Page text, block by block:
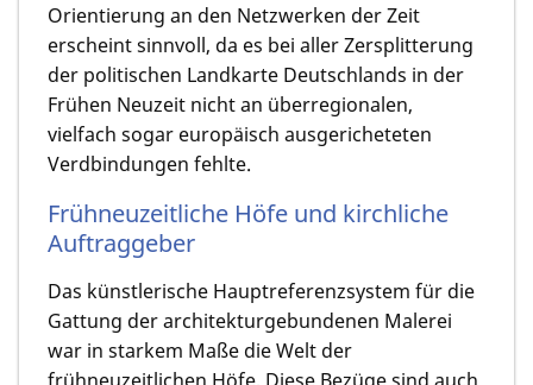
Orientierung an den Netzwerken der Zeit
erscheint sinnvoll, da es bei aller Zersplitterung
der politischen Landkarte Deutschlands in der
Frühen Neuzeit nicht an überregionalen,
vielfach sogar europäisch ausgericheteten
Verdbindungen fehlte.
Frühneuzeitliche Höfe und kirchliche
Auftraggeber
Das künstlerische Hauptreferenzsystem für die
Gattung der architekturgebundenen Malerei
war in star­kem Maße die Welt der